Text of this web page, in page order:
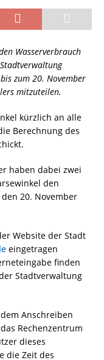
Wasserverbrauch
zum 20. November
mitzuteilen.
kürzlich an alle
Berechnung des
haben dabei zwei
den
20. November
Website der Stadt
eingetragen
finden
Stadtverwaltung
Anschreiben
Rechenzentrum
dieses
die Zeit des